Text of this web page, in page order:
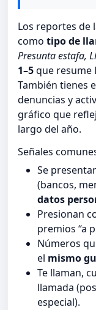
Los reportes de
como tipo de
Presunta estafa,
1–5que resume
También tienes
denuncias y
gráfico que
largo del año.
Señales
Se
(bancos,
datos
Presionan
premios “a
Números
el mismo
Te llaman,
llamada
especial).